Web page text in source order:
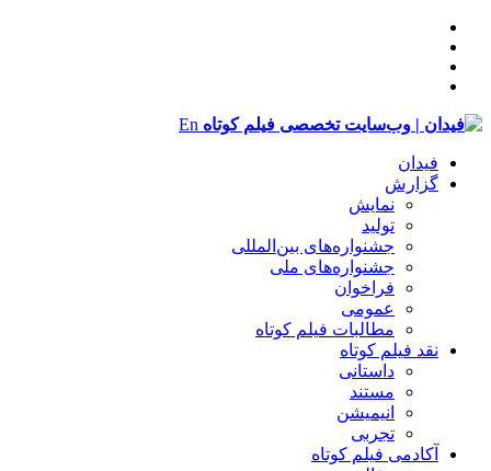
En
فیدان
گزارش
نمایش
تولید
‌‌جشنواره‌های بین‌المللی
جشنواره‌های ملی
فراخوان
عمومی
مطالبات فیلم کوتاه
نقد فیلم کوتاه
داستانی
مستند
انیمیشن
تجربی
آکادمی فیلم کوتاه